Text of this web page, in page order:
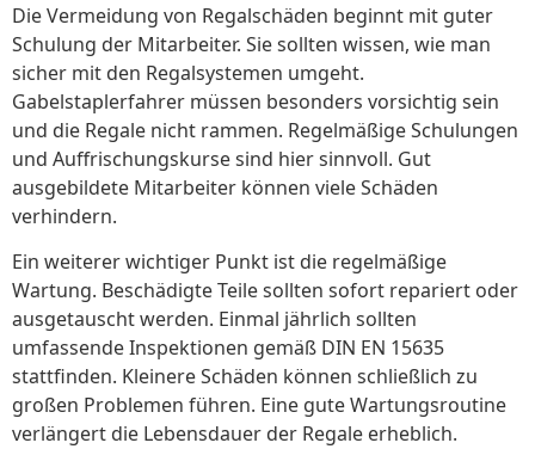
Die Vermeidung von Regalschäden beginnt mit guter
Schulung der Mitarbeiter. Sie sollten wissen, wie man
sicher mit den Regalsystemen umgeht.
Gabelstaplerfahrer müssen besonders vorsichtig sein
und die Regale nicht rammen. Regelmäßige Schulungen
und Auffrischungskurse sind hier sinnvoll. Gut
ausgebildete Mitarbeiter können viele Schäden
verhindern.
Ein weiterer wichtiger Punkt ist die regelmäßige
Wartung. Beschädigte Teile sollten sofort repariert oder
ausgetauscht werden. Einmal jährlich sollten
umfassende Inspektionen gemäß DIN EN 15635
stattfinden. Kleinere Schäden können schließlich zu
großen Problemen führen. Eine gute Wartungsroutine
verlängert die Lebensdauer der Regale erheblich.